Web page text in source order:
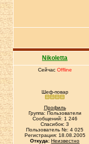
Nikoletta
Сейчас Offline
Шеф-повар
Профиль
Группа: Пользователи
Сообщений: 1 246
Спасибок: 3
Пользователь №: 4 025
Регистрация: 18.08.2005
Откуда: Неизвестно